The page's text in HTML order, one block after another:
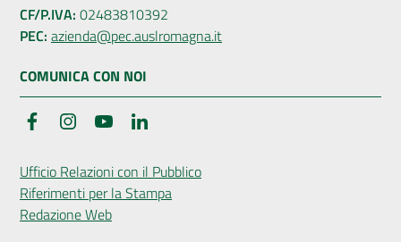
CF/P.IVA: 02483810392
PEC: azienda@pec.auslromagna.it
COMUNICA CON NOI
FacebookInstagramYouTube
Ufficio Relazioni con il Pubblico
Riferimenti per la Stampa
Redazione Web